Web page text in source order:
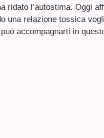
l’autostima. Oggi
una relazione tossica
accompagnarti in